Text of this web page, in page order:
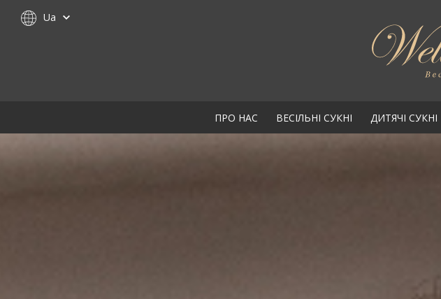
Ua
ПРО НАС ВЕСІЛЬНІ СУКНІ ДИТЯЧІ СУКНІ